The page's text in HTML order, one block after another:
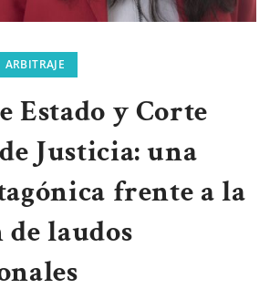
ARBITRAJE
Estado y Corte
Justicia: una
frente a la
laudos